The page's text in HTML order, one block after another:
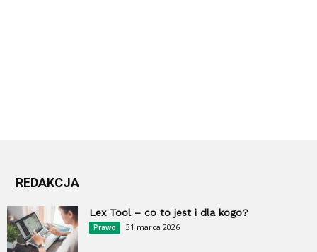
REDAKCJA
Lex Tool – co to jest i dla kogo?
Prawo 31 marca 2026